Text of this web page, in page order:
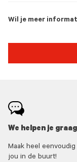
Wil je meer
We helpen je
Maak heel
jou in de buurt!